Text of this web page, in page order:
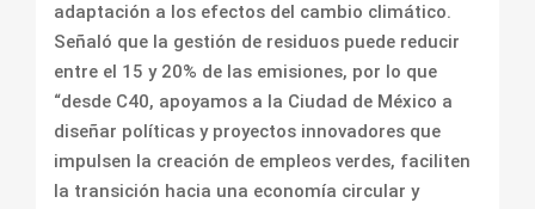
adaptación a los efectos del cambio climático.
Señaló que la gestión de residuos puede reducir
entre el 15 y 20% de las emisiones, por lo que
“desde C40, apoyamos a la Ciudad de México a
diseñar políticas y proyectos innovadores que
impulsen la creación de empleos verdes, faciliten
la transición hacia una economía circular y